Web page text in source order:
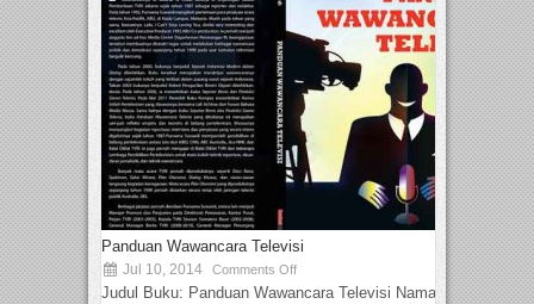
Panduan Wawancara Televisi
Jul 10, 2014 Comments Off
Judul Buku: Panduan Wawancara Televisi Nama